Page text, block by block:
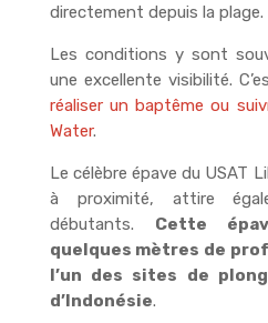
directement depuis la plage.
Les conditions y sont
une excellente visibilité.
réaliser un baptême ou
Water.
Le célèbre épave du USAT
à proximité, attire
débutants. Cette
quelques mètres de
l’un des sites de
d’Indonésie.